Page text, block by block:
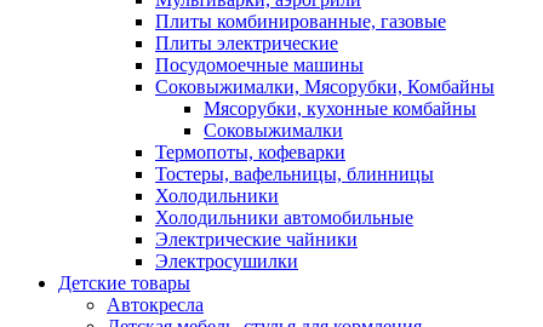
Плиты комбинированные, газовые
Плиты электрические
Посудомоечные машины
Соковыжималки, Мясорубки, Комбайны
Мясорубки, кухонные комбайны
Соковыжималки
Термопоты, кофеварки
Тостеры, вафельницы, блинницы
Холодильники
Холодильники автомобильные
Электрические чайники
Электросушилки
Детские товары
Автокресла